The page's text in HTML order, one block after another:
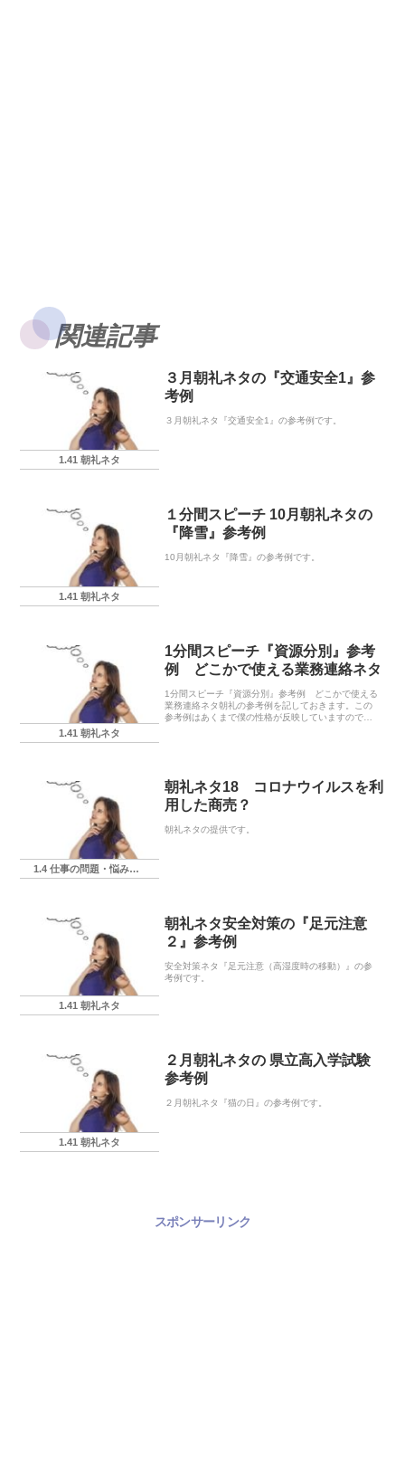
関連記事
1.41 朝礼ネタ
３月朝礼ネタの『交通安全1』参
考例
３月朝礼ネタ『交通安全1』の参考例です。
1.41 朝礼ネタ
１分間スピーチ 10月朝礼ネタの
『降雪』参考例
10月朝礼ネタ『降雪』の参考例です。
1.41 朝礼ネタ
1分間スピーチ『資源分別』参考
例 どこかで使える業務連絡ネタ
1分間スピーチ『資源分別』参考例 どこかで使える
業務連絡ネタ朝礼の参考例を記しておきます。この
参考例はあくまで僕の性格が反映していますので、
1.4 仕事の問題・悩み・相談
朝礼ネタ18 コロナウイルスを利
用した商売？
朝礼ネタの提供です。
1.41 朝礼ネタ
朝礼ネタ安全対策の『足元注意
２』参考例
安全対策ネタ『足元注意（高湿度時の移動）』の参
考例です。
1.41 朝礼ネタ
２月朝礼ネタの 県立高入学試験
参考例
２月朝礼ネタ『猫の日』の参考例です。
スポンサーリンク